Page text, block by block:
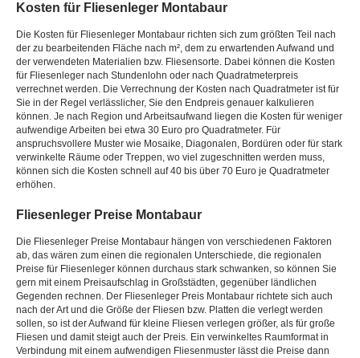
Kosten für Fliesenleger Montabaur
Die Kosten für Fliesenleger Montabaur richten sich zum größten Teil nach
der zu bearbeitenden Fläche nach m², dem zu erwartenden Aufwand und
der verwendeten Materialien bzw. Fliesensorte. Dabei können die Kosten
für Fliesenleger nach Stundenlohn oder nach Quadratmeterpreis
verrechnet werden. Die Verrechnung der Kosten nach Quadratmeter ist für
Sie in der Regel verlässlicher, Sie den Endpreis genauer kalkulieren
können. Je nach Region und Arbeitsaufwand liegen die Kosten für weniger
aufwendige Arbeiten bei etwa 30 Euro pro Quadratmeter. Für
anspruchsvollere Muster wie Mosaike, Diagonalen, Bordüren oder für stark
verwinkelte Räume oder Treppen, wo viel zugeschnitten werden muss,
können sich die Kosten schnell auf 40 bis über 70 Euro je Quadratmeter
erhöhen.
Fliesenleger Preise Montabaur
Die Fliesenleger Preise Montabaur hängen von verschiedenen Faktoren
ab, das wären zum einen die regionalen Unterschiede, die regionalen
Preise für Fliesenleger können durchaus stark schwanken, so können Sie
gern mit einem Preisaufschlag in Großstädten, gegenüber ländlichen
Gegenden rechnen. Der Fliesenleger Preis Montabaur richtete sich auch
nach der Art und die Größe der Fliesen bzw. Platten die verlegt werden
sollen, so ist der Aufwand für kleine Fliesen verlegen größer, als für große
Fliesen und damit steigt auch der Preis. Ein verwinkeltes Raumformat in
Verbindung mit einem aufwendigen Fliesenmuster lässt die Preise dann